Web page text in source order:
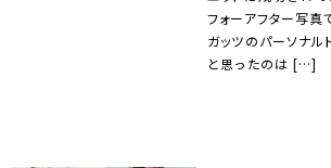
フォーアフター写
ガッツのパーソナル
と思ったのは […]